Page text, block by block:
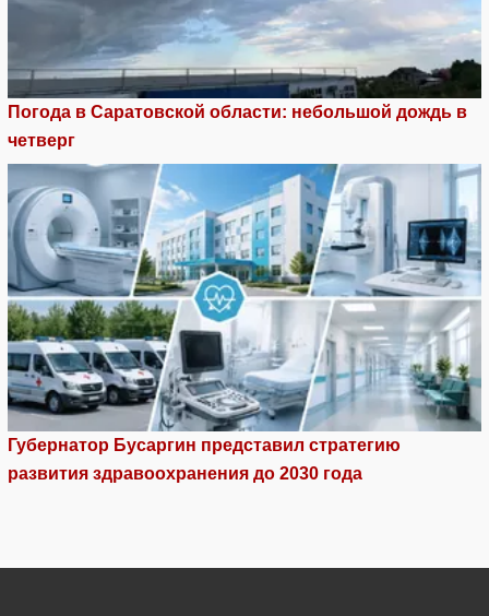
Погода в Саратовской области: небольшой дождь в
четверг
Губернатор Бусаргин представил стратегию
развития здравоохранения до 2030 года